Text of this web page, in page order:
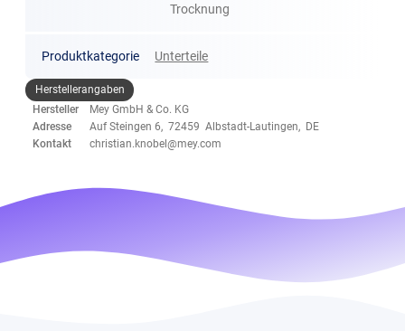
Trocknung
Produktkategorie Unterteile
Herstellerangaben
Hersteller
Mey GmbH & Co. KG
Adresse
Auf Steingen 6, 72459 Albstadt-Lautingen, DE
Kontakt
christian.knobel@mey.com